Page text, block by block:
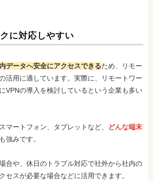
に対応しやすい
データへ安全にアクセスできるため、リモー
活用に適しています。実際に、リモートワー
VPNの導入を検討しているという企業も多い
マートフォン、タブレットなど、
どんな端末
強みです。
合や、休日のトラブル対応で社外から社内の
セスが必要な場合などに活用できます。